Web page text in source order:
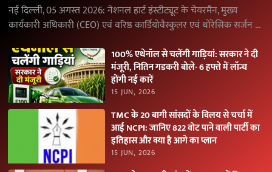
नई दिल्ली, 05 अगस्त 2026: नेशनल हार्ट इंस्टीट्यूट के चेयरमैन, मुख्य
कार्यकारी अधिकारी (CEO) एवं वरिष्ठ कार्डियोवैस्कुलर एवं थोरेसिक सर्जन डॉ.
100% एथेनॉल से चलेंगी गाड़ियां: सरकार ने दी
मंजूरी, नितिन गडकरी बोले- 6 हफ्ते में लॉन्च
होंगी नई कारें
15 JUN, 2026
TMC के 20 बागी सांसदों के विलय से चर्चा में
आई NCPI: जानिए 822 वोट पाने वाली पार्टी का
इतिहास और क्या है आगे का प्लान
15 JUN, 2026